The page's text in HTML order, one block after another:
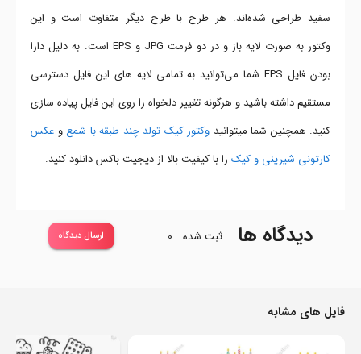
سفید طراحی شده‌اند. هر طرح با طرح دیگر متفاوت است و این
وکتور به صورت لایه باز و در دو فرمت JPG و EPS است. به دلیل دارا
بودن فایل EPS شما می‌توانید به تمامی لایه های این فایل دسترسی
مستقیم داشته باشید و هرگونه تغییر دلخواه را روی این فایل پیاده سازی
کنید. همچنین شما میتوانید وکتور کیک تولد چند طبقه با شمع و عکس
کارتونی شیرینی و کیک را با کیفیت بالا از دیجیت باکس دانلود کنید.
دیدگاه ها ثبت شده 0 ارسال دیدگاه
فایل های مشابه